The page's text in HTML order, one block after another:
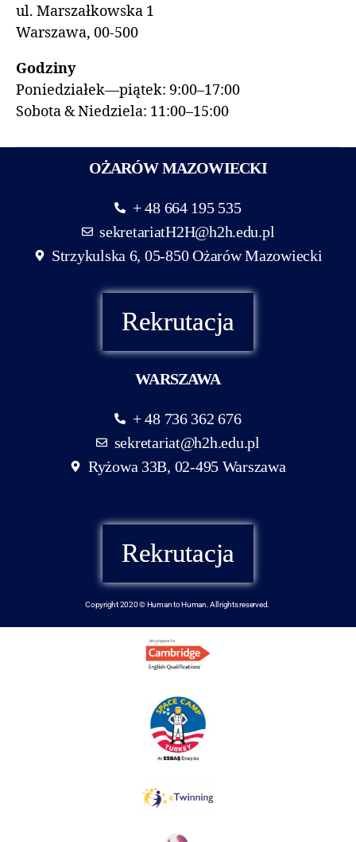
ul. Marszałkowska 1
Warszawa, 00-500
Godziny
Poniedziałek—piątek: 9:00–17:00
Sobota & Niedziela: 11:00–15:00
OŻARÓW MAZOWIECKI
+ 48 664 195 535
sekretariatH2H@h2h.edu.pl
Strzykulska 6, 05-850 Ożarów Mazowiecki
Rekrutacja
WARSZAWA
+ 48 736 362 676
sekretariat@h2h.edu.pl
Ryżowa 33B, 02-495 Warszawa
Rekrutacja
Copyright 2020 © Human to Human. All rights reserved.